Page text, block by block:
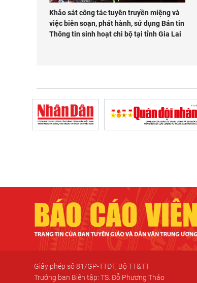
Khảo sát công tác tuyên truyền miệng và
việc biên soạn, phát hành, sử dụng Bản tin
Thông tin sinh hoạt chi bộ tại tỉnh Gia Lai
Giấy phép số 81/GP-TTĐT, Bộ TT&TT
Trưởng ban Biên tập: TS. Đỗ Phương Thảo